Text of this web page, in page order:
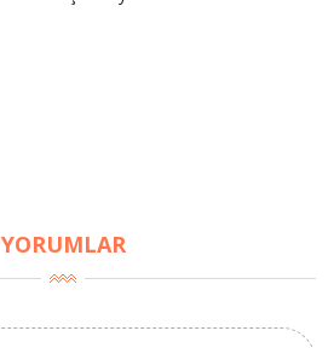
YORUMLAR